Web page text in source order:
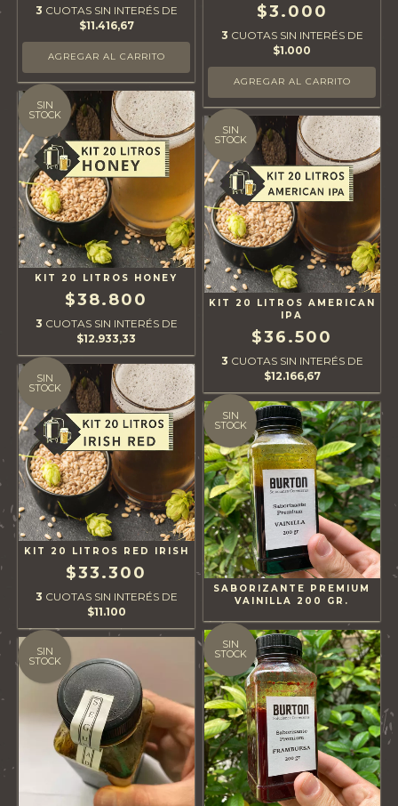
3 CUOTAS SIN INTERÉS DE
$11.416,67
$3.000
3 CUOTAS SIN INTERÉS DE
$1.000
SIN
STOCK
KIT 20 LITROS HONEY
$38.800
3 CUOTAS SIN INTERÉS DE
$12.933,33
SIN
STOCK
KIT 20 LITROS AMERICAN
IPA
$36.500
3 CUOTAS SIN INTERÉS DE
$12.166,67
SIN
STOCK
KIT 20 LITROS RED IRISH
$33.300
3 CUOTAS SIN INTERÉS DE
$11.100
SIN
STOCK
SABORIZANTE PREMIUM
VAINILLA 200 GR.
SIN
STOCK
SIN
STOCK